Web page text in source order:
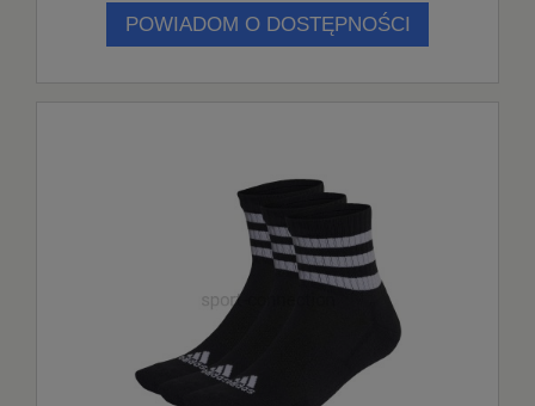
POWIADOM O DOSTĘPNOŚCI